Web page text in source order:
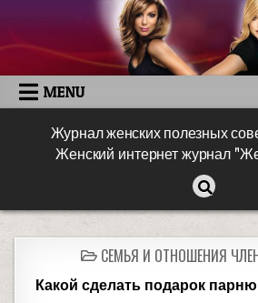
MENU
Журнал женских полезных
Женский интернет журнал
СЕМЬЯ И ОТНОШЕНИЯ
Какой сделать подарок